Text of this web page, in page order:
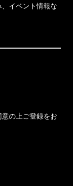
イベント情報な
の上ご登録をお